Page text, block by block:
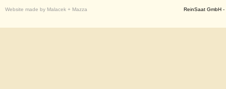
Website made by Malacek + Mazza ReinSaat GmbH